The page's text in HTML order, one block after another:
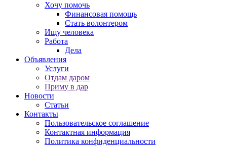
Хочу помочь
Финансовая помощь
Стать волонтером
Ищу человека
Работа
Дела
Объявления
Услуги
Отдам даром
Приму в дар
Новости
Статьи
Контакты
Пользовательское соглашение
Контактная информация
Политика конфиденциальности